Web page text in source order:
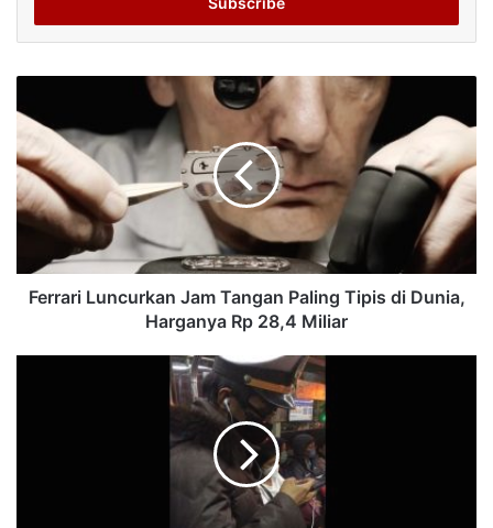
Ferrari Luncurkan Jam Tangan Paling Tipis di Dunia,
Harganya Rp 28,4 Miliar